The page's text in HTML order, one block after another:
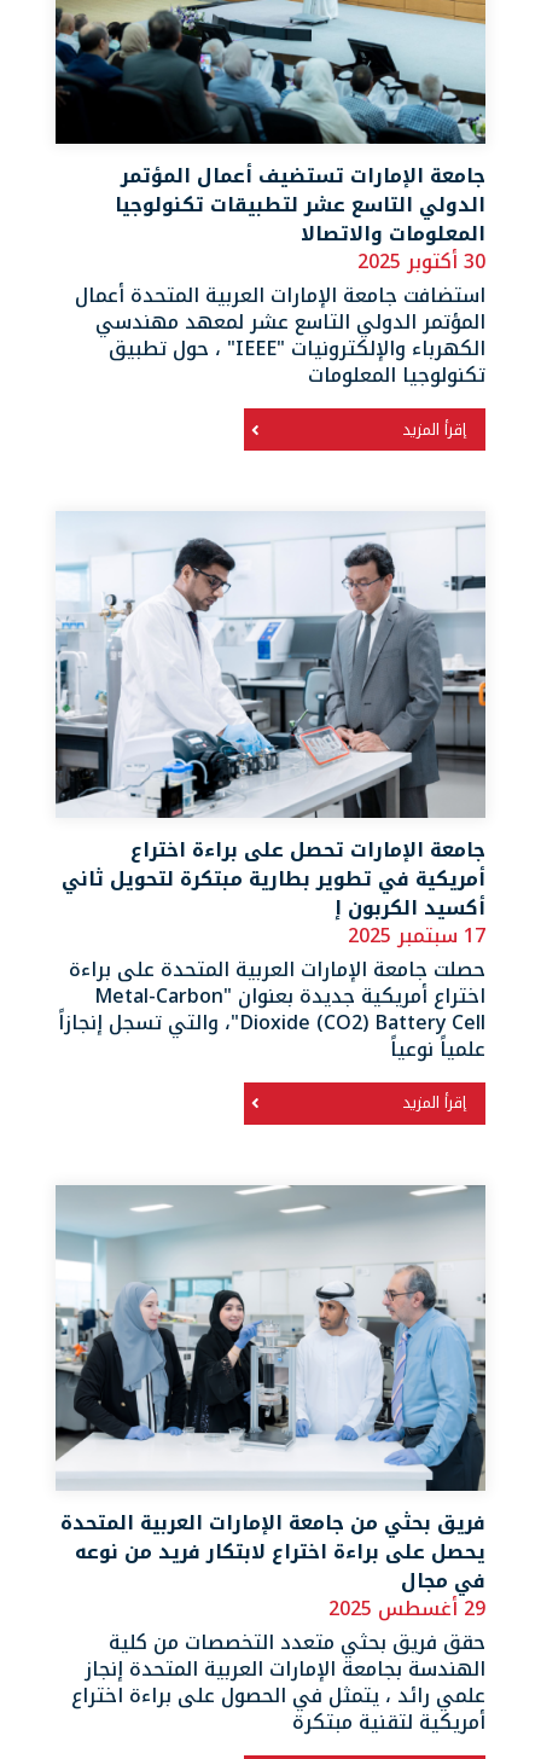
جامعة الإمارات تستضيف أعمال المؤتمر
الدولي التاسع عشر لتطبيقات تكنولوجيا
المعلومات والاتصالا
30 أكتوبر 2025
استضافت جامعة الإمارات العربية المتحدة أعمال
المؤتمر الدولي التاسع عشر لمعهد مهندسي
الكهرباء والإلكترونيات "IEEE" ، حول تطبيق
تكنولوجيا المعلومات
إقرأ المزيد
جامعة الإمارات تحصل على براءة اختراع
أمريكية في تطوير بطارية مبتكرة لتحويل ثاني
أكسيد الكربون إ
17 سبتمبر 2025
حصلت جامعة الإمارات العربية المتحدة على براءة
اختراع أمريكية جديدة بعنوان "Metal-Carbon
Dioxide (CO2) Battery Cell"، والتي تسجل إنجازاً
علمياً نوعياً
إقرأ المزيد
فريق بحثي من جامعة الإمارات العربية المتحدة
يحصل على براءة اختراع لابتكار فريد من نوعه
في مجال
29 أغسطس 2025
حقق فريق بحثي متعدد التخصصات من كلية
الهندسة بجامعة الإمارات العربية المتحدة إنجاز
علمي رائد ، يتمثل في الحصول على براءة اختراع
أمريكية لتقنية مبتكرة